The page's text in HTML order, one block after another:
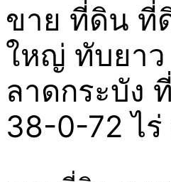
ขาย ที่ดิน ที่
ใหญ่ ทับยาว
ลาดกระบัง
38-0-72 ไร่